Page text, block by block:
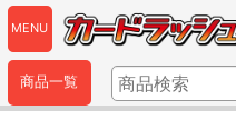
MENU
商品一覧